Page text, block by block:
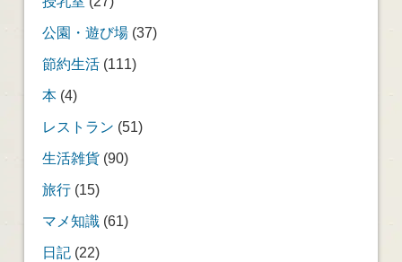
公園・遊び場(37)
節約生活(111)
本(4)
レストラン (51)
生活雑貨(90)
旅行(15)
マメ知識(61)
日記(22)